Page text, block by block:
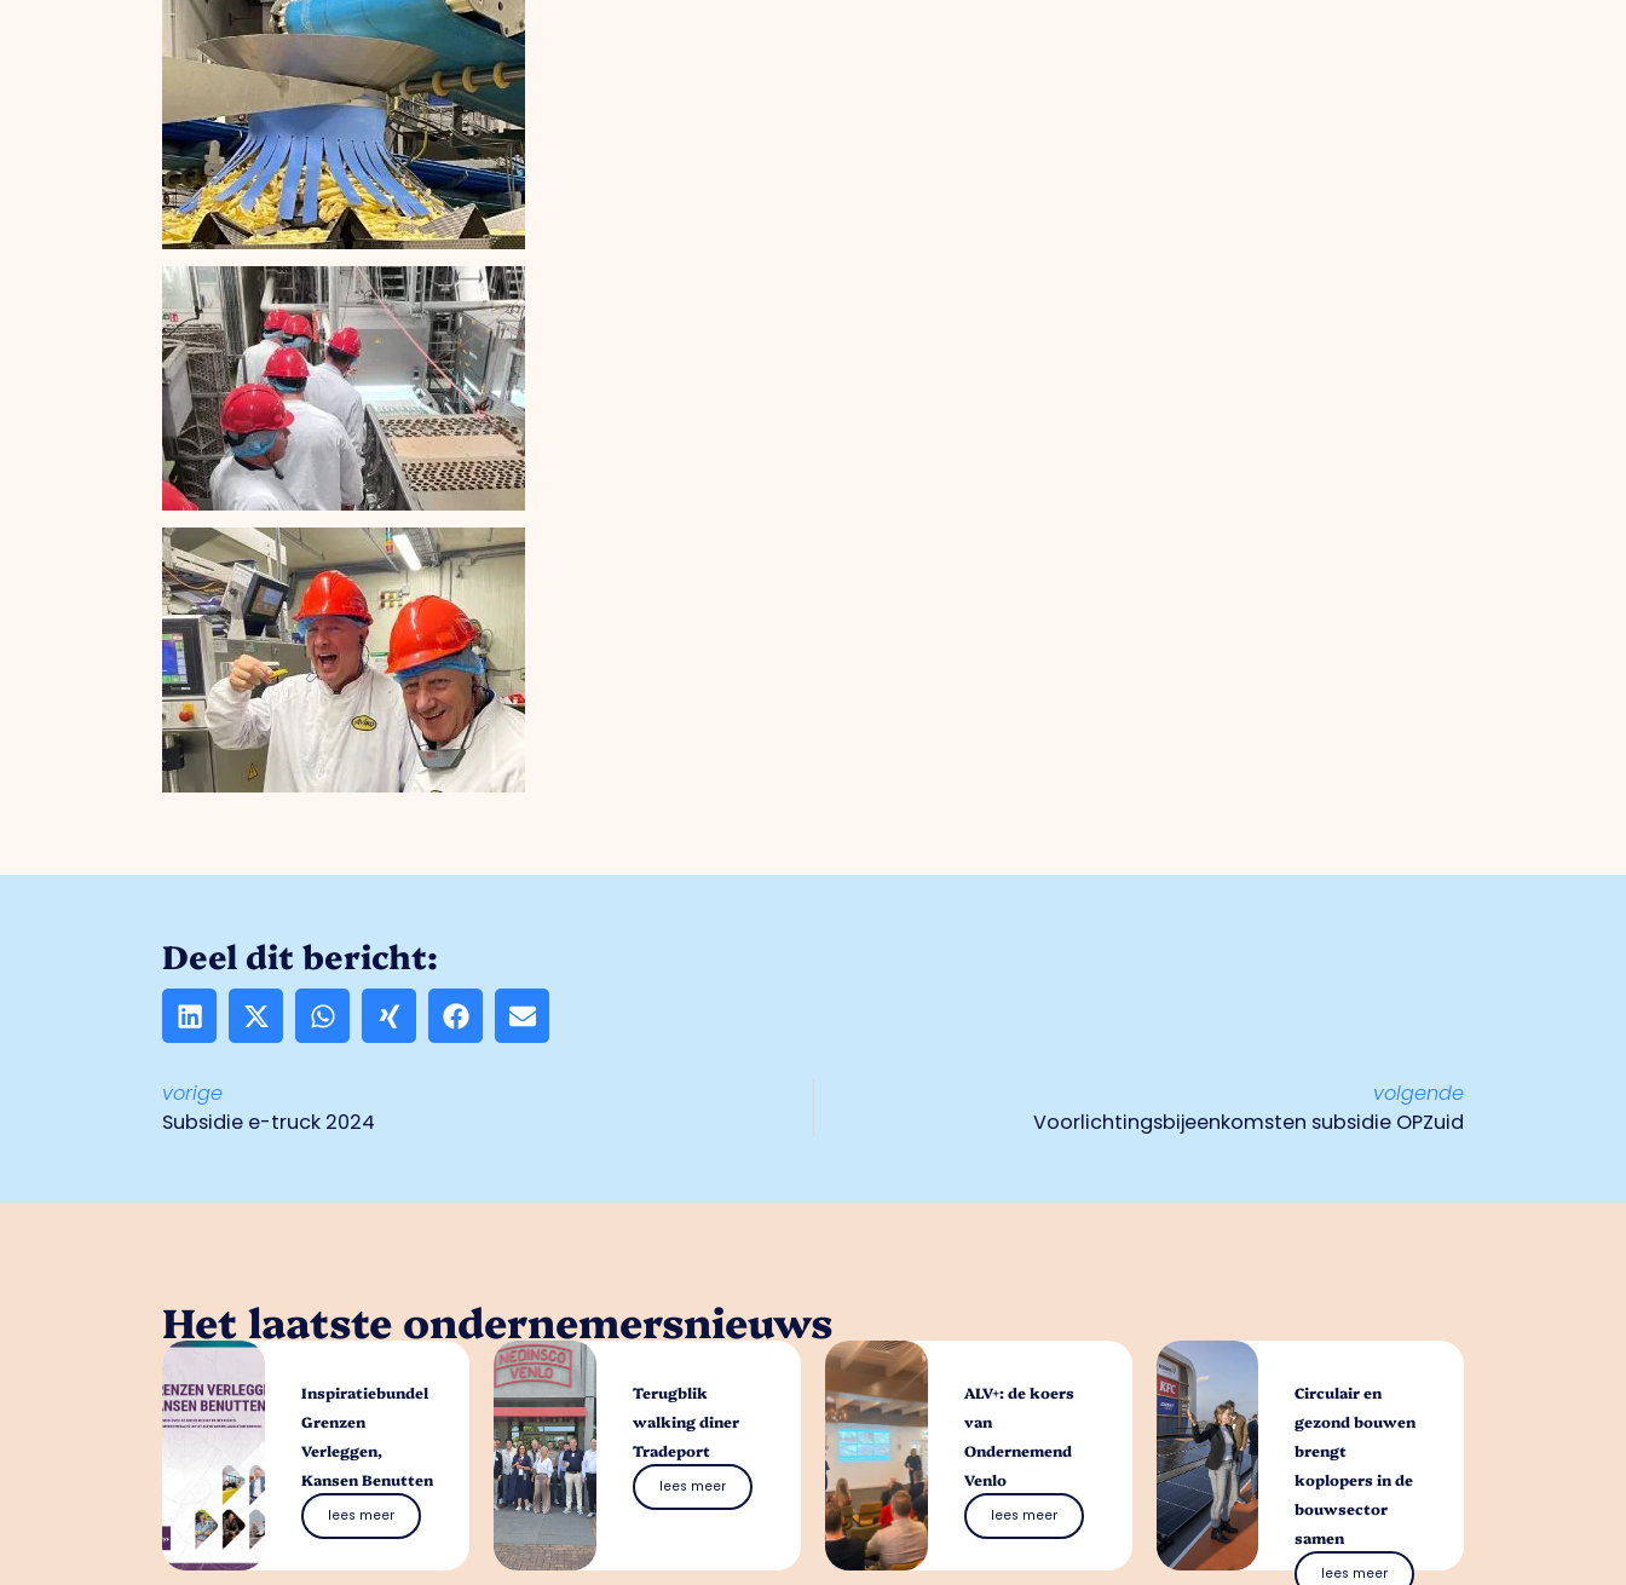
Deel dit bericht:
vorige
Subsidie e-truck 2024
volgende
Voorlichtingsbijeenkomsten subsidie OPZuid
Het laatste ondernemersnieuws
Inspiratiebundel
Grenzen
Verleggen,
Kansen Benutten
lees meer
Terugblik
walking diner
Tradeport
lees meer
ALV+: de koers
van
Ondernemend
Venlo
lees meer
Circulair en
gezond bouwen
brengt
koplopers in de
bouwsector
samen
lees meer